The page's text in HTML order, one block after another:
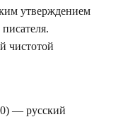
утверждением
чистотой
— русский